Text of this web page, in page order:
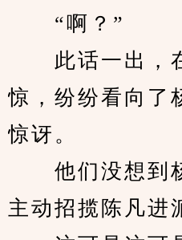
“啊？”
此话一出，
惊，纷纷看向了
惊讶。
他们没想到
主动招揽陈凡进